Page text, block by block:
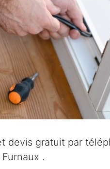
devis gratuit par
.